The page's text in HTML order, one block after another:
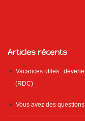
Articles récents
Vacances utiles :
(RDC)
Vous avez des